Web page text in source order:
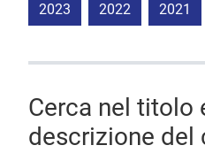
2023 2022 2021
Cerca nel titolo
descrizione del